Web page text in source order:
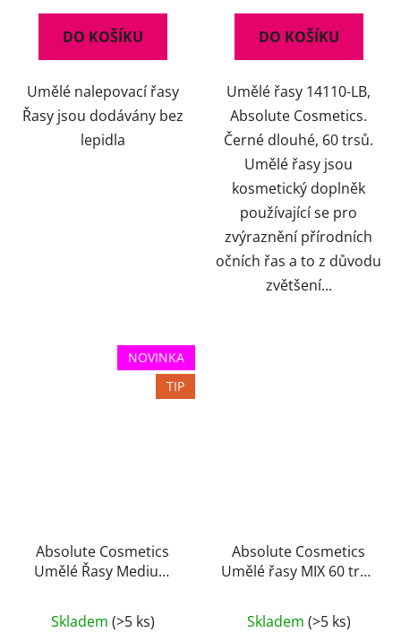
DO KOŠÍKU
Umělé nalepovací řasy
Řasy jsou dodávány bez
lepidla
DO KOŠÍKU
Umělé řasy 14110-LB,
Absolute Cosmetics.
Černé dlouhé, 60 trsů.
Umělé řasy jsou
kosmetický doplněk
používající se pro
zvýraznění přírodních
očních řas a to z důvodu
zvětšení...
NOVINKA
TIP
Absolute Cosmetics
Umělé Řasy Medium
14110-MB
Skladem (>5 ks)
Absolute Cosmetics
Umělé řasy MIX 60 trsů
Skladem (>5 ks)